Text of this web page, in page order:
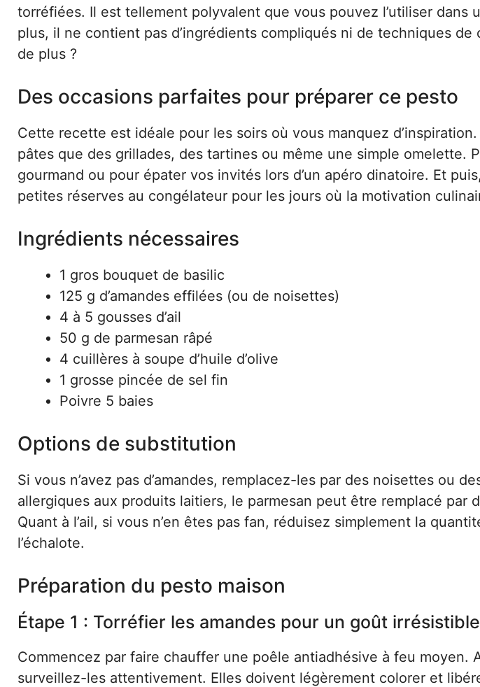
torréfiées. Il est tellement polyvalent que vous pouvez l’utiliser dans
plus, il ne contient pas d’ingrédients compliqués ni de techniques
de plus ?
Des occasions parfaites pour préparer ce pesto
Cette recette est idéale pour les soirs où vous manquez
pâtes que des grillades, des tartines ou même une simple omelette.
gourmand ou pour épater vos invités lors d’un apéro dinatoire. Et
petites réserves au congélateur pour les jours où la motivation
Ingrédients nécessaires
1 gros bouquet de basilic
125 g d’amandes effilées (ou de noisettes)
4 à 5 gousses d’ail
50 g de parmesan râpé
4 cuillères à soupe d’huile d’olive
1 grosse pincée de sel fin
Poivre 5 baies
Options de substitution
Si vous n’avez pas d’amandes, remplacez-les par des noisettes ou
allergiques aux produits laitiers, le parmesan peut être remplacé par
Quant à l’ail, si vous n’en êtes pas fan, réduisez simplement la
l’échalote.
Préparation du pesto maison
Étape 1 : Torréfier les amandes pour un goût irrésistible
Commencez par faire chauffer une poêle antiadhésive à feu moyen.
surveillez-les attentivement. Elles doivent légèrement colorer et